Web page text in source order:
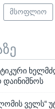
მსოფლიო
დაინიშნოს
ველს“